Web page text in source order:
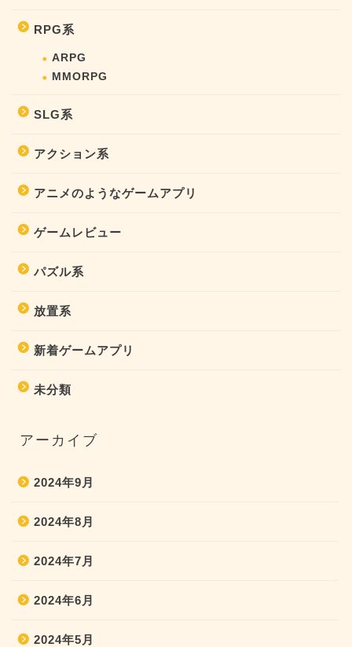
RPG系
ARPG
MMORPG
SLG系
アクション系
アニメのようなゲームアプリ
ゲームレビュー
パズル系
放置系
新着ゲームアプリ
未分類
アーカイブ
2024年9月
2024年8月
2024年7月
2024年6月
2024年5月